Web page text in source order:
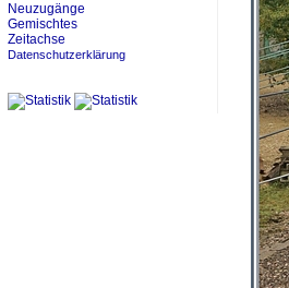
Neuzugänge
Gemischtes
Zeitachse
Datenschutzerklärung